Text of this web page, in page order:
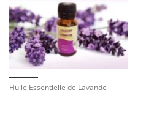
Huile Essentielle de Lavande